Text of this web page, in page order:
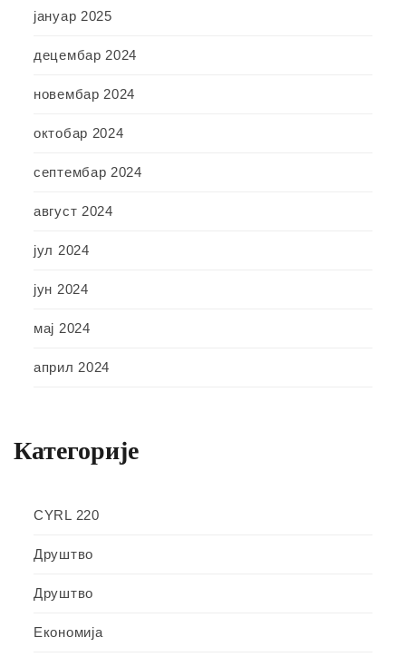
јануар 2025
децембар 2024
новембар 2024
октобар 2024
септембар 2024
август 2024
јул 2024
јун 2024
мај 2024
април 2024
Категорије
CYRL 220
Друштво
Друштво
Економија